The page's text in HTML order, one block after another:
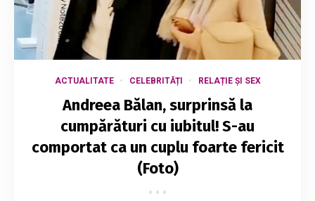
ACTUALITATE CELEBRITĂȚI RELAȚIE ȘI SEX
Andreea Bălan, surprinsă la
cumpărături cu iubitul! S-au
comportat ca un cuplu foarte fericit
(Foto)